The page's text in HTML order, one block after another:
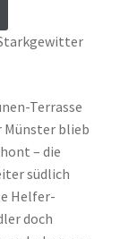
Terrasse
Münster blieb
– die
südlich
Helfer-
doch